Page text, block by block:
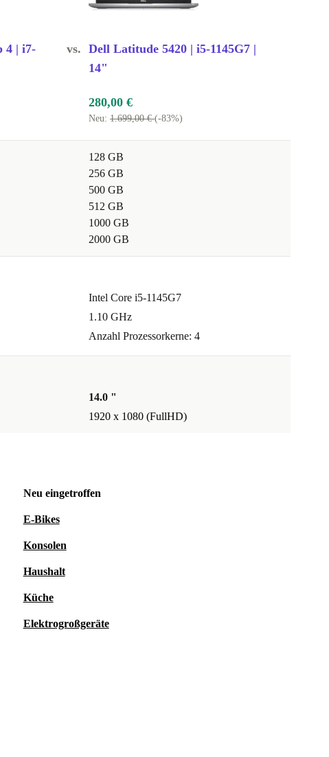
4 | i7-
vs. Dell Latitude 5420 | i5-1145G7 |
14"
280,00 €
Neu: 1.699,00 €(-83%)
128 GB
256 GB
500 GB
512 GB
1000 GB
2000 GB
Intel Core i5-1145G7
1.10 GHz
Anzahl Prozessorkerne: 4
14.0 "
1920 x 1080 (FullHD)
Neu eingetroffen
E-Bikes
Konsolen
Haushalt
Küche
Elektrogroßgeräte